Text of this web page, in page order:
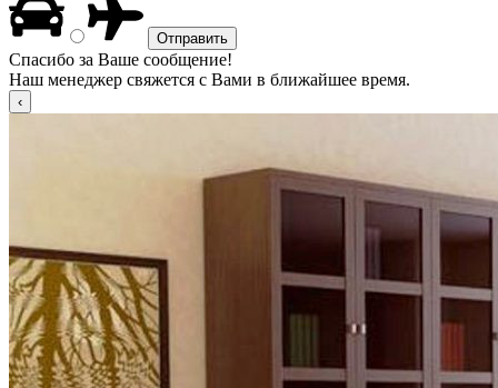
Спасибо за Ваше сообщение!
Наш менеджер свяжется с Вами в ближайшее время.